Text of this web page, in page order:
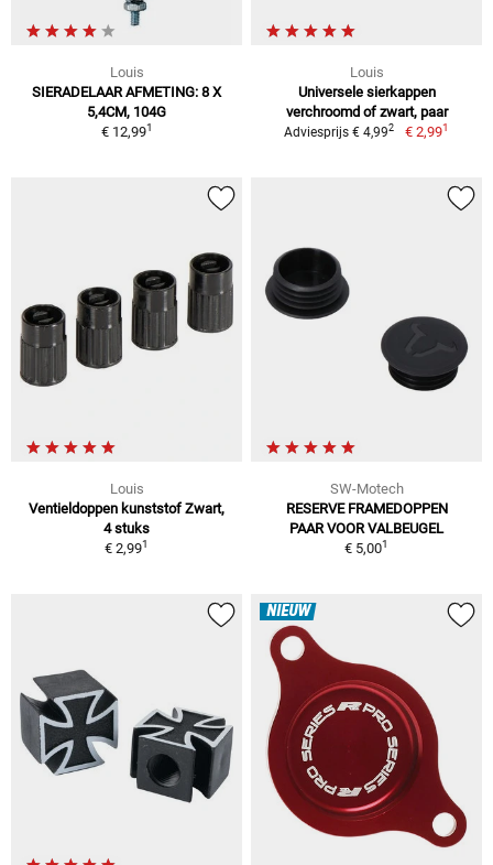
Louis
SIERADELAAR AFMETING: 8 X
5,4CM, 104G
€ 12,991
Louis
Universele sierkappen
verchroomd of zwart, paar
Adviesprijs € 4,992 € 2,991
Louis
Ventieldoppen kunststof Zwart,
4 stuks
€ 2,991
SW-Motech
RESERVE FRAMEDOPPEN
PAAR VOOR VALBEUGEL
€ 5,001
NIEUW